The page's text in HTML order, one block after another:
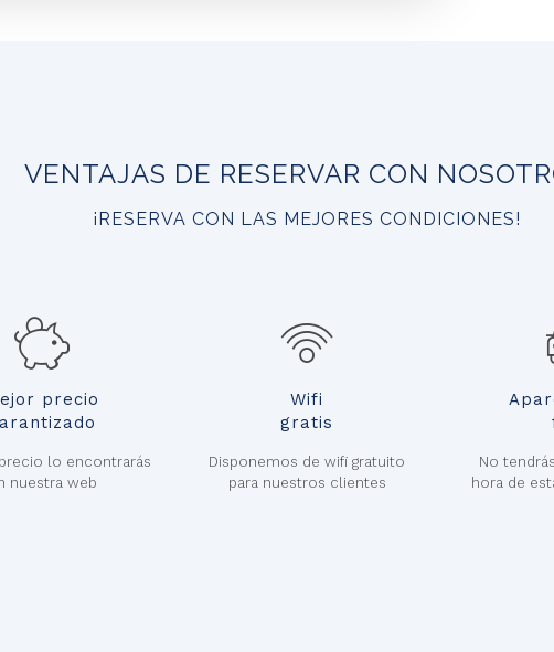
VENTAJAS DE RESERVAR CON
¡RESERVA CON LAS MEJORES CONDICIONES!
precio
lo encontrarás
nuestra web
Wifi
gratis
Disponemos de wifi gratuito
para nuestros clientes
No
hora de